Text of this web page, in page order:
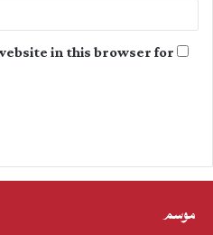
in this browser for
موسم